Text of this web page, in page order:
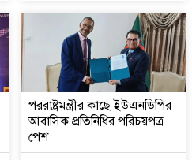
পররাষ্ট্রমন্ত্রীর কা‌ছে ইউএনডিপির
আবাসিক প্রতিনিধির পরিচয়পত্র
পেশ